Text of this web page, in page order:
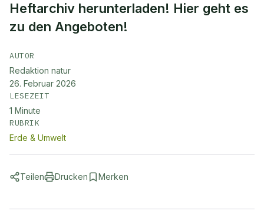
Heftarchiv herunterladen! Hier geht es
zu den Angeboten!
AUTOR
Redaktion natur
26. Februar 2026
LESEZEIT
1 Minute
RUBRIK
Erde & Umwelt
Teilen Drucken Merken